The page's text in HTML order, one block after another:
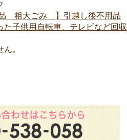
粗大ごみ 】引越し後不用品
た子供用自転車、テレビなど回収
。